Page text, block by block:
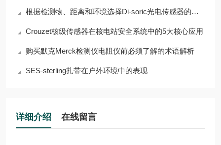
根据检测物、距离和环境选择Di-soric光电传感器的指南
Crouzet核级传感器在核电站安全系统中的5大核心应用
购买默克Merck检测仪电阻仪前必须了解的术语解析
SES-sterling扎带在户外环境中的表现
详细介绍 在线留言